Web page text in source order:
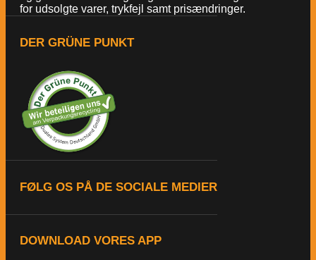
for udsolgte varer, trykfejl samt prisændringer.
DER GRÜNE PUNKT
FØLG OS PÅ DE SOCIALE MEDIER
DOWNLOAD VORES APP